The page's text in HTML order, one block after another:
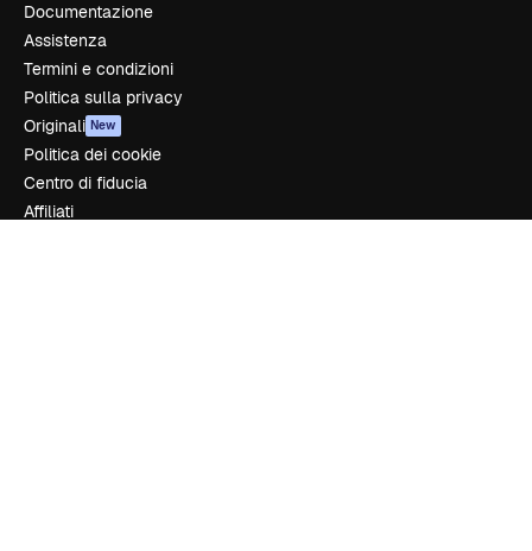
Documentazione
Assistenza
Termini e condizioni
Politica sulla privacy
Originali New
Politica dei cookie
Centro di fiducia
Affiliati